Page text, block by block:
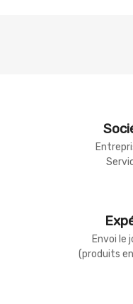
Envoi le
(produits